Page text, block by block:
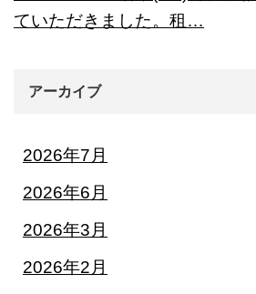
ていただきました。租…
アーカイブ
2026年7月
2026年6月
2026年3月
2026年2月